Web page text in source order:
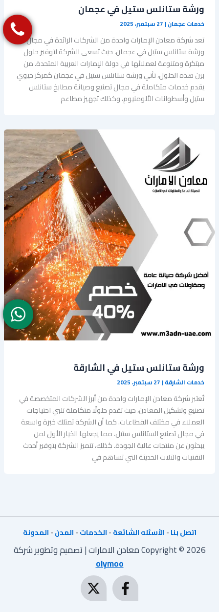
‏ورشة ستانلس ستيل في عجمان
خدمات عجمان| 27 سبتمبر، 2025
تعد شركة معادن الإمارات واحدة من الشركات الرائدة في مجال
‏‏ورشة ستانلس ستيل في عجمان، حيث تسعى الشركة لتوفير حلول
مبتكرة ومتنوعة لعملائها في دولة الإمارات العربية المتحدة. من
بين هذه الحلول، تأتي ‏ورشة ستانلس ستيل في عجمان كمركز حيوي
يقدم خدمات متكاملة في مجال تصنيع وصيانة مطابخ ستانلس
ستيل وأسطوانات الألومنيوم، وكذلك تجهيز مطاعم
‏ورشة ستانلس ستيل في الشارقة
خدمات الشارقة| 27 سبتمبر، 2025
تُعتبر شركة معادن الإمارات واحدة من أبرز الشركات المتخصصة في
تصنيع وتشكيل المعادن، حيث تقدم حلولًا متكاملة تلبي احتياجات
العملاء في مختلف القطاعات. كما أن الشركة تمتلك خبرة واسعة
في مجال تصنيع الستانلس ستيل، مما يجعلها الخيار الأول لمن
يبحثون عن منتجات عالية الجودة. كذلك، تتميز الشركة بتوفير أحدث
التقنيات والآلات الحديثة التي تساهم في
اتصل بنا-الأسئله الشائعة-الخدمات-المدن-المدونة
Copyright © 2026 معادن الامارات | تصميم وتطوير شركة
olymoo